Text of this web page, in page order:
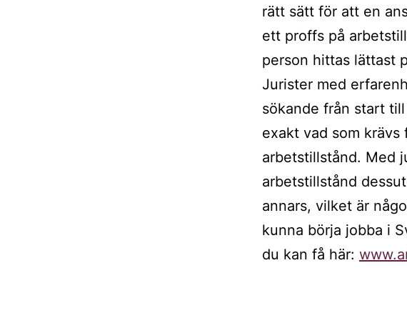
rätt sätt för att en
ett proffs på
person hittas lättast
Jurister med
sökande från start
exakt vad som
arbetstillstånd. Med
arbetstillstånd
annars, vilket är
kunna börja jobba i
du kan få här: